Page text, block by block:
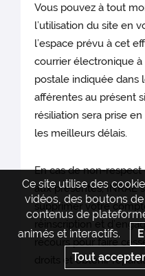
Vous pouvez à tout
l’utilisation du site en
l’espace prévu à cet
courrier électronique
postale indiquée dans
afférentes au présent
résiliation sera prise
les meilleurs délais.
En cas de non-
aux présentes, INRAE
supprimer votre
réinscription et
recours pour faire
droits et obtenir
Ce site utilise des
vidéos, des boutons
contenus de
animés et interactifs.
Tout accepter